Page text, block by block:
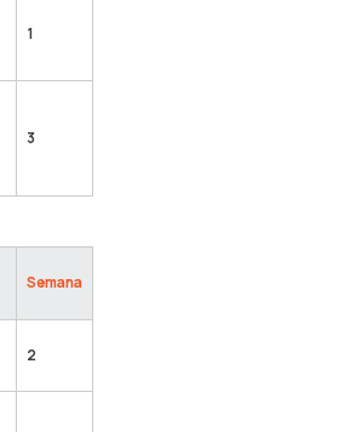
1
3
Semana
2